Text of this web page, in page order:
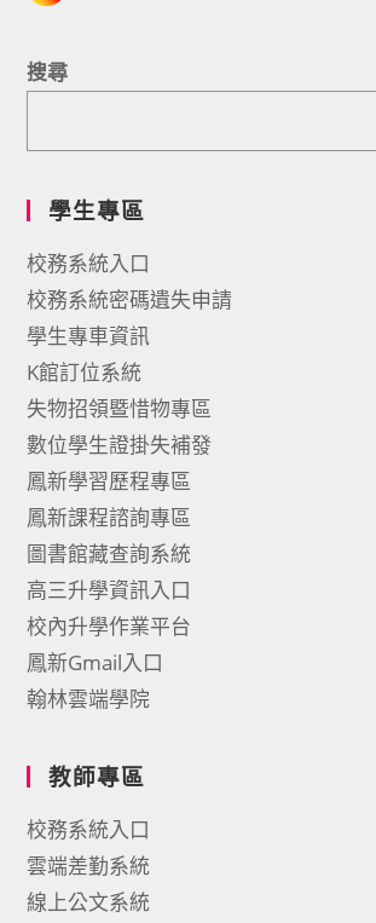
搜尋
學生專區
校務系統入口
校務系統密碼遺失申請
學生專車資訊
K館訂位系統
失物招領暨惜物專區
數位學生證掛失補發
鳳新學習歷程專區
鳳新課程諮詢專區
圖書館藏查詢系統
高三升學資訊入口
校內升學作業平台
鳳新Gmail入口
翰林雲端學院
教師專區
校務系統入口
雲端差勤系統
線上公文系統